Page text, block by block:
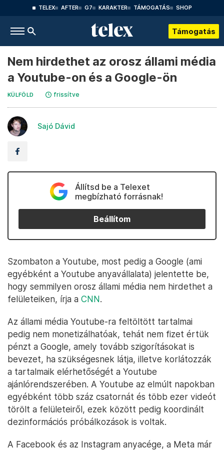
TELEX AFTER G7 KARAKTER TÁMOGATÁS SHOP
Támogatás
Nem hirdethet az orosz állami média
a Youtube-on és a Google-ön
KÜLFÖLD frissítve
Sajó Dávid
Állítsd be a Telexet
megbízható forrásnak!
Beállítom
Szombaton a Youtube, most pedig a Google (ami
egyébként a Youtube anyavállalata) jelentette be,
hogy semmilyen orosz állami média nem hirdethet a
felületeiken, írja a CNN.
Az állami média Youtube-ra feltöltött tartalmai
pedig nem monetizálhatóak, tehát nem fizet értük
pénzt a Google, amely tovább szigorításokat is
bevezet, ha szükségesnek látja, illetve korlátozzák
a tartalmaik elérhetőségét a Youtube
ajánlórendszerében. A Youtube az elmúlt napokban
egyébként több száz csatornát és több ezer videót
törölt a felületeiről, ezek között pedig koordinált
dezinformációs próbálkozások is voltak.
A Facebook és az Instagram anyacége, a Meta már